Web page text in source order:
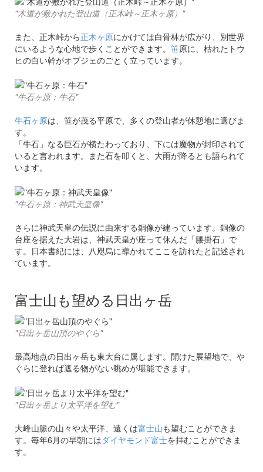
"木道が敷かれた登山道（正木峠～正木ヶ原）"
また、正木峠から正木ヶ原にかけては白骨林が広がり、別世界
にいるような心地で歩くことができます。 笹原に、枯れたトウ
ヒの白い幹がオブジェのごとく立っています。
"牛石ヶ原：牛石"
牛石ヶ原は、笹が茂る平原で、多くの登山者が休憩地に選びま
す。
「牛石」なる巨石が横たわっており、下には魔物が封印されて
いると言われます。また石を叩くと、大雨が降るとも語られて
います。
"牛石ヶ原：神武天皇像"
さらに神武天皇の伝説に由来する銅像が建っています。銅像の
台座を据えた大岩は、神武天皇が座って休んだ「腰掛石」で
す。日本書紀には、八咫烏に導かれてここを訪れたと記述され
ています。
富士山も望める日出ヶ岳
"日出ヶ岳山頂のやぐら"
最高地点の日出ヶ岳も東大台に属します。開けた展望地で、や
ぐらに登れば遮る物がない眺めが堪能できます。
"日出ヶ岳より太平洋を望む"
大峰山脈の山々や太平洋、遠くは富士山も望むことができま
す。毎年6月の早朝にはダイヤモンド富士を拝むことができま
す。